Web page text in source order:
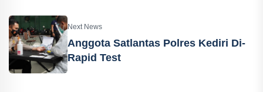
Next News
Anggota Satlantas Polres Kediri Di-
Rapid Test